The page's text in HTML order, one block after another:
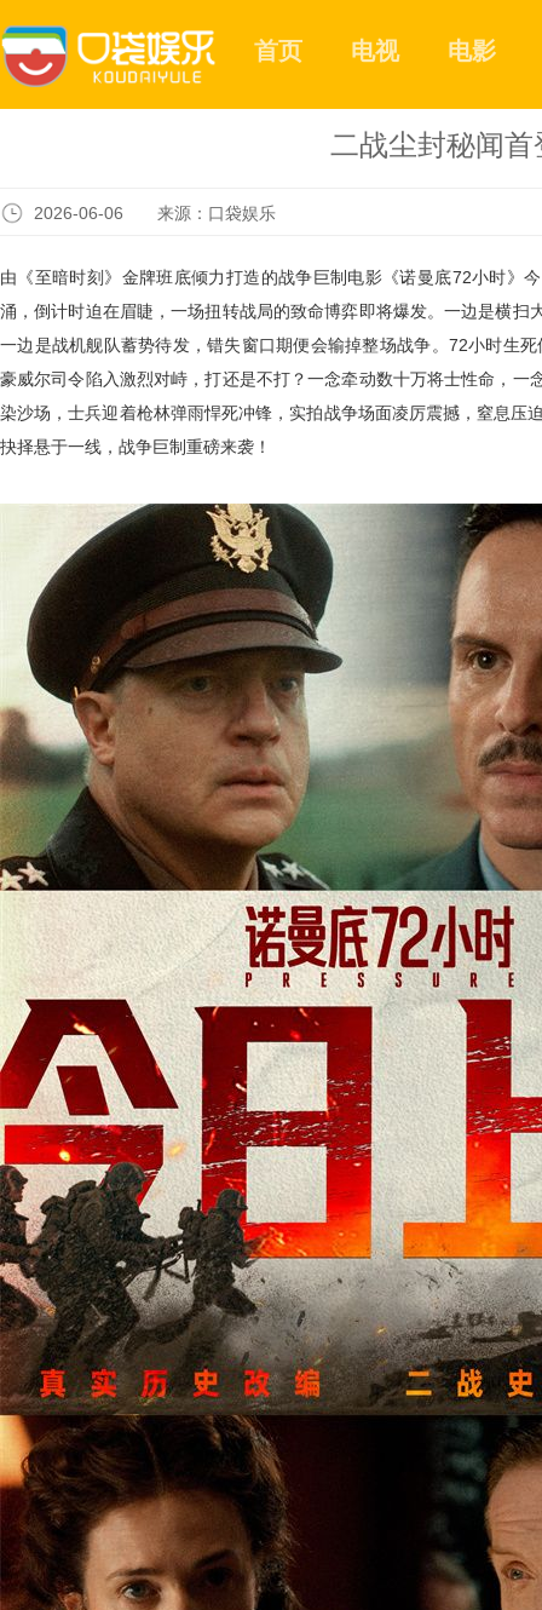
首页 电视 电影
二战尘封秘闻
2026-06-06 来源：口袋娱乐
由《至暗时刻》金牌班底倾力打造的战争巨制电影《诺曼底72小时》
涌，倒计时迫在眉睫，一场扭转战局的致命博弈即将爆发。一边是横扫
一边是战机舰队蓄势待发，错失窗口期便会输掉整场战争。72小时生
豪威尔司令陷入激烈对峙，打还是不打？一念牵动数十万将士性命，一
染沙场，士兵迎着枪林弹雨悍死冲锋，实拍战争场面凌厉震撼，窒息压
抉择悬于一线，战争巨制重磅来袭！